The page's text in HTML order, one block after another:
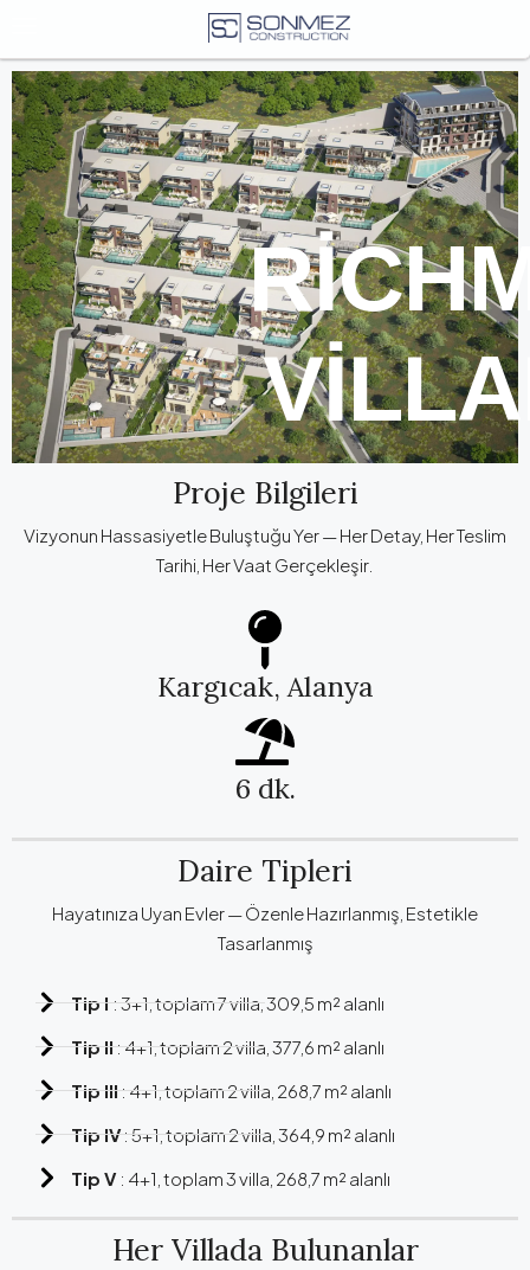
Proje Bilgileri
Vizyonun Hassasiyetle Buluştuğu Yer — Her Detay, Her Teslim
Tarihi, Her Vaat Gerçekleşir.
Kargıcak, Alanya
6 dk.
Daire Tipleri
Hayatınıza Uyan Evler — Özenle Hazırlanmış, Estetikle
Tasarlanmış
Tip I: 3+1, toplam 7 villa, 309,5 m² alanlı
Tip II: 4+1, toplam 2 villa, 377,6 m² alanlı
Tip III: 4+1, toplam 2 villa, 268,7 m² alanlı
Tip IV: 5+1, toplam 2 villa, 364,9 m² alanlı
Tip V : 4+1, toplam 3 villa, 268,7 m² alanlı
Her Villada Bulunanlar